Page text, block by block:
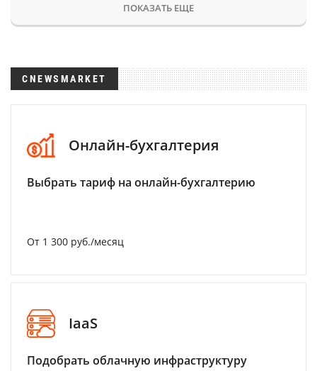
ПОКАЗАТЬ ЕЩЕ
CNEWSMARKET
Онлайн-бухгалтерия
Выбрать тариф на онлайн-бухгалтерию
От 1 300 руб./месяц
IaaS
Подобрать облачную инфраструктуру